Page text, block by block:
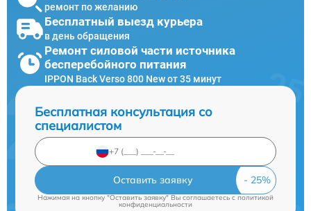
ремонт по желанию
Бесплатный выезд курьера
в день обращения
Ремонт силовой части источника
бесперебойного питания
IPPON Back Verso 800 New от 35 минут
Бесплатная консультация со
специалистом
Оставить заявку
Нажимая на кнопку "Оставить заявку" Вы соглашаетесь cполитикой
конфиденциальности